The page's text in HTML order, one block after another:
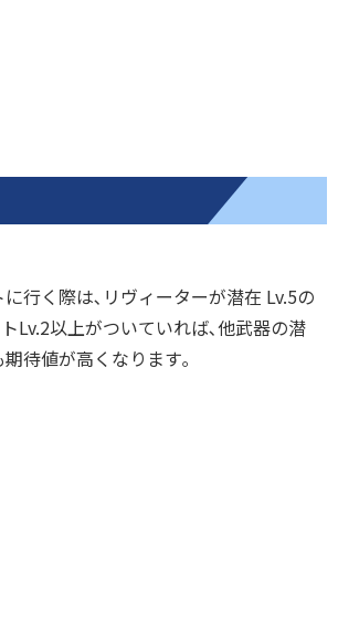
行く際は､リヴィーターが潜在 Lv.5の
Lv.2以上がついていれば､他武器の潜
待値が高くなります｡